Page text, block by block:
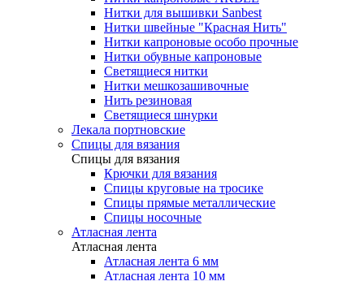
Нитки для вышивки Sanbest
Нитки швейные "Красная Нить"
Нитки капроновые особо прочные
Нитки обувные капроновые
Светящиеся нитки
Нитки мешкозашивочные
Нить резиновая
Светящиеся шнурки
Лекала портновские
Спицы для вязания
Спицы для вязания
Крючки для вязания
Спицы круговые на тросике
Спицы прямые металлические
Спицы носочные
Атласная лента
Атласная лента
Атласная лента 6 мм
Атласная лента 10 мм